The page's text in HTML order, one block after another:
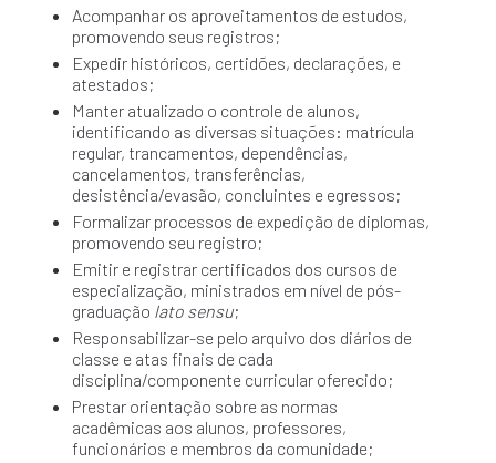
Acompanhar os aproveitamentos de estudos,
promovendo seus registros;
Expedir históricos, certidões, declarações, e
atestados;
Manter atualizado o controle de alunos,
identificando as diversas situações: matrícula
regular, trancamentos, dependências,
cancelamentos, transferências,
desistência/evasão, concluintes e egressos;
Formalizar processos de expedição de diplomas,
promovendo seu registro;
Emitir e registrar certificados dos cursos de
especialização, ministrados em nível de pós-
graduação lato sensu;
Responsabilizar-se pelo arquivo dos diários de
classe e atas finais de cada
disciplina/componente curricular oferecido;
Prestar orientação sobre as normas
acadêmicas aos alunos, professores,
funcionários e membros da comunidade;